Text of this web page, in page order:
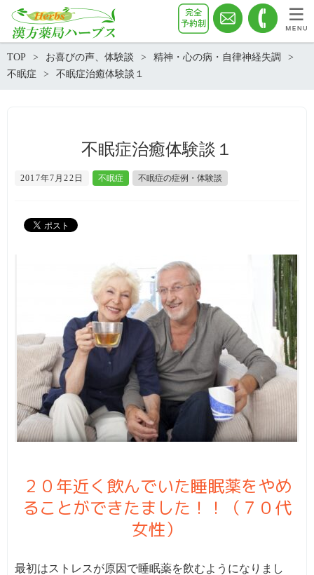
TOP お喜びの声、体験談
精神・心の病・自律神経失調
不眠症
不眠症治癒体験談１
不眠症治癒体験談１
2017年7月22日 不眠症 不眠症の症例・体験談
２０年近く飲んでいた睡眠薬をやめ
ることができたました！！（７０代
女性）
最初はストレスが原因で睡眠薬を飲むようになりまし